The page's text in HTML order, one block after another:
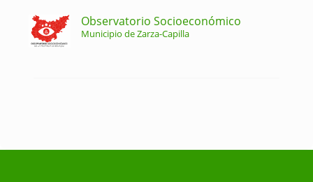
Observatorio Socioeconómico
Municipio de Zarza-Capilla